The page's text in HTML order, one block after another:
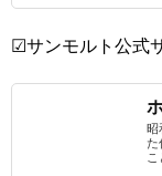
☑サンモルト公式
昭
た
こ